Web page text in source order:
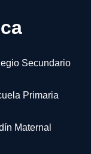
Secundario
Primaria
Maternal